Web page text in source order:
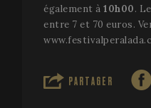
également à 10h00.
entre 7 et 70 euros.
PARTAGER